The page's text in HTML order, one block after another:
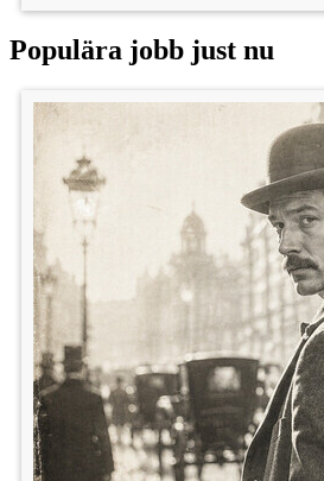
Populära jobb just nu